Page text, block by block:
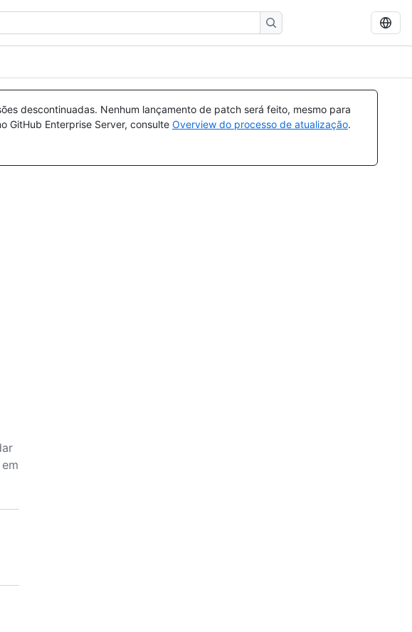
descontinuadas. Nenhum lançamento de patch será feito, mesmo para
GitHub Enterprise Server, consulte Overview do processo de atualização.